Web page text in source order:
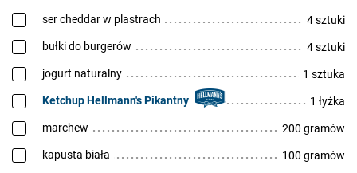
ser cheddar w plastrach 4 sztuki
bułki do burgerów 4 sztuki
jogurt naturalny 1 sztuka
Ketchup Hellmann's Pikantny 1 łyżka
marchew 200 gramów
kapusta biała 100 gramów